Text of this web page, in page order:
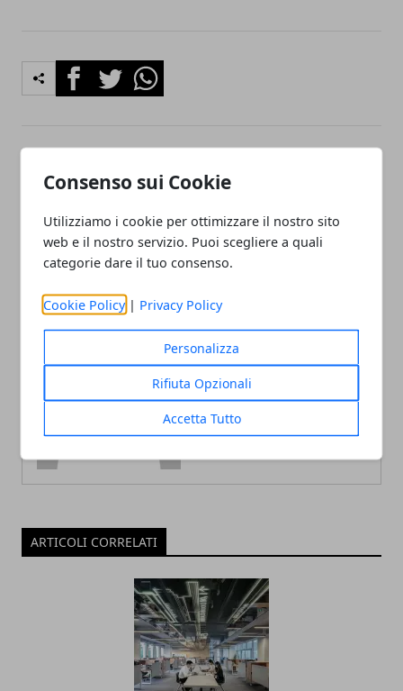
Consenso sui Cookie
Utilizziamo i cookie per ottimizzare il nostro sito
web e il nostro servizio. Puoi scegliere a quali
categorie dare il tuo consenso.
Cookie Policy | Privacy Policy
Personalizza
Rifiuta Opzionali
Accetta Tutto
FacebookTwitterWhatsapp
Come giocare a Cluedo –
mini-invasiva
Redazione
ARTICOLI CORRELATI